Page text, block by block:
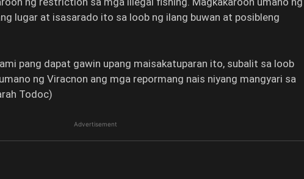
lugar at isasarado ito sa loob ng ilang buwan at posibleng
pang dapat gawin upang maisakatuparan ito, subalit sa loob
ng Viracnon ang mga repormang nais niyang mangyari sa
Todoc)
Advertisement